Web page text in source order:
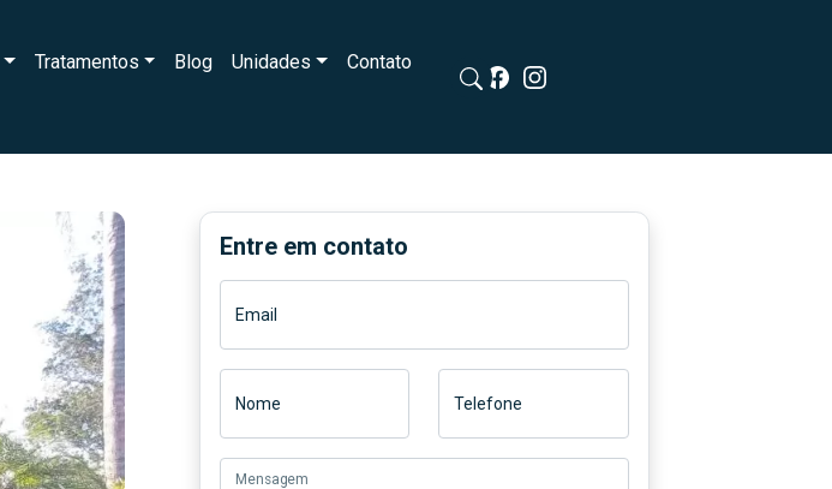
Tratamentos Blog Unidades Contato
Entre em contato
Email
Nome Telefone
Mensagem